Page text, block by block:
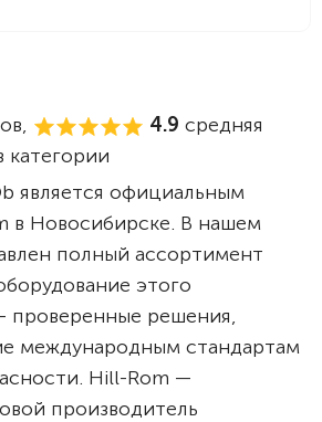
4.9 средняя
категории
является официальным
в Новосибирске. В нашем
полный ассортимент
этого
проверенные решения,
международным стандартам
Hill-Rom —
производитель